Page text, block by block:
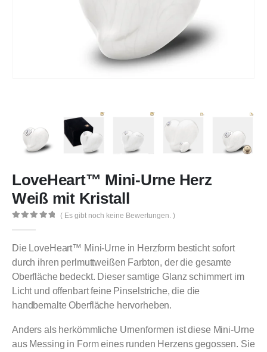
LoveHeart™ Mini-Urne Herz
Weiß mit Kristall
( Es gibt noch keine Bewertungen. )
Die LoveHeart™ Mini-Urne in Herzform besticht sofort
durch ihren perlmuttweißen Farbton, der die gesamte
Oberfläche bedeckt. Dieser samtige Glanz schimmert im
Licht und offenbart feine Pinselstriche, die die
handbemalte Oberfläche hervorheben.
Anders als herkömmliche Urnenformen ist diese Mini-Urne
aus Messing in Form eines runden Herzens gegossen. Sie